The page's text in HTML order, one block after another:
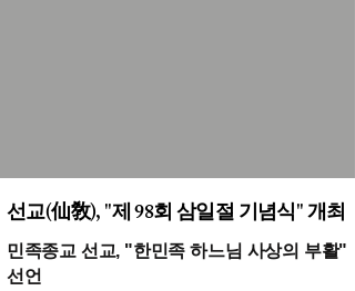
선교(仙敎), "제 98회 삼일절 기념식" 개최
민족종교 선교, "한민족 하느님 사상의 부활"
선언